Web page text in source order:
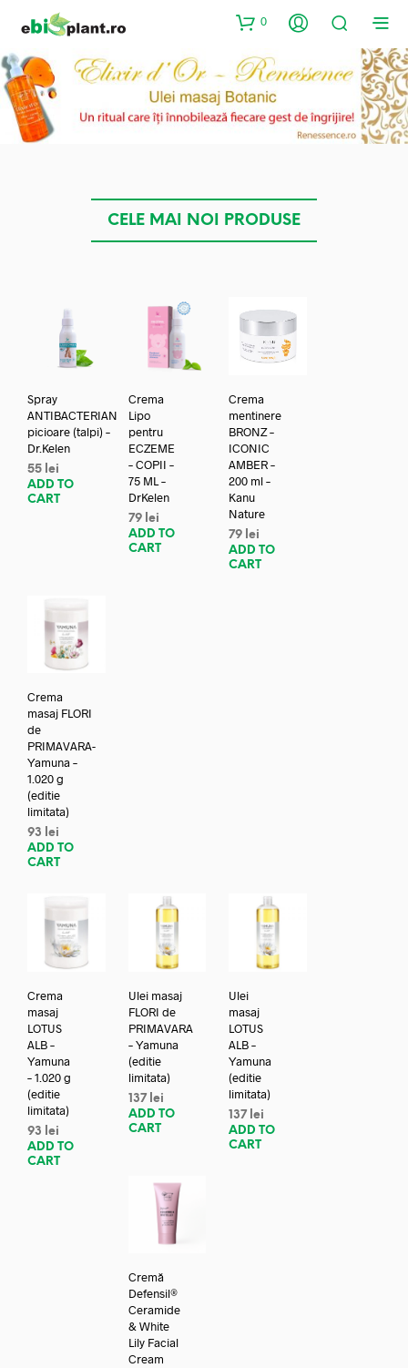
0
CELE MAI NOI PRODUSE
Spray
ANTIBACTERIAN
picioare (talpi) –
Dr.Kelen
55 lei
ADD TO
CART
Crema
Lipo
pentru
ECZEME
– COPII –
75 ML –
DrKelen
79 lei
ADD TO
CART
Crema
mentinere
BRONZ –
ICONIC
AMBER –
200 ml –
Kanu
Nature
79 lei
ADD TO
CART
Crema
masaj FLORI
de
PRIMAVARA-
Yamuna –
1.020 g
(editie
limitata)
93
lei
ADD TO
CART
Crema
masaj
LOTUS
ALB –
Yamuna
– 1.020 g
(editie
limitata)
93
lei
ADD TO
CART
Ulei masaj
FLORI de
PRIMAVARA
– Yamuna
(editie
limitata)
137 lei
ADD TO
CART
Ulei
masaj
LOTUS
ALB –
Yamuna
(editie
limitata)
137 lei
ADD TO
CART
Cremă
Defensil®
Ceramide
& White
Lily Facial
Cream